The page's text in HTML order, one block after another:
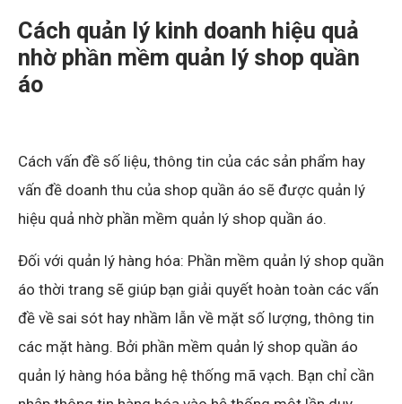
Cách quản lý kinh doanh hiệu quả
nhờ phần mềm quản lý shop quần
áo
Cách vấn đề số liệu, thông tin của các sản phẩm hay
vấn đề doanh thu của shop quần áo sẽ được quản lý
hiệu quả nhờ phần mềm quản lý shop quần áo.
Đối với quản lý hàng hóa: Phần mềm quản lý shop quần
áo thời trang sẽ giúp bạn giải quyết hoàn toàn các vấn
đề về sai sót hay nhầm lẫn về mặt số lượng, thông tin
các mặt hàng. Bởi phần mềm quản lý shop quần áo
quản lý hàng hóa bằng hệ thống mã vạch. Bạn chỉ cần